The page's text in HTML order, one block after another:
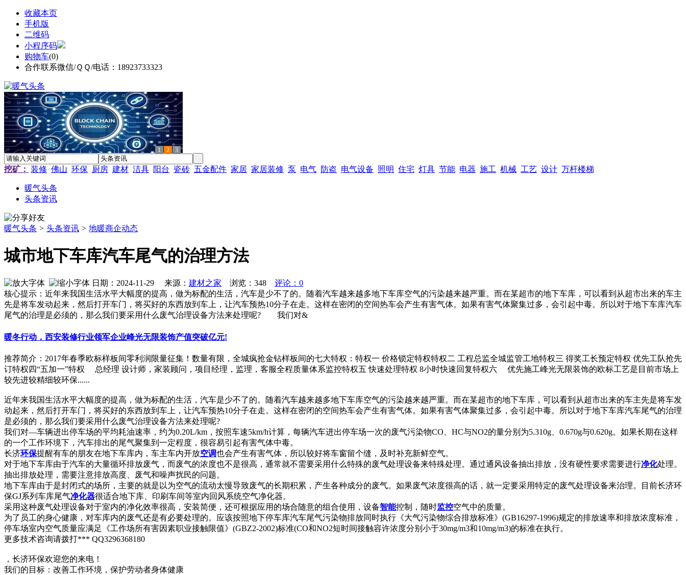
收藏本页
手机版
二维码
小程序码
购物车(0)
合作联系微信/ＱＱ/电话：18923733323
1 2 3
挖矿： 装修 佛山 环保 厨房 建材 洁具 阳台 瓷砖 五金配件 家居 家居装修 泵 电气 防盗 电气设备 照明 住宅 灯具 节能 电器 施工 机械 工艺 设计 万杆楼梯
暖气头条
头条资讯
暖气头条 > 头条资讯 > 地暖商企动态
城市地下车库汽车尾气的治理方法
日期：2024-11-29 来源： 建材之家 浏览： 348
评论：0
核心提示：近年来我国生活水平大幅度的提高，做为标配的生活，汽车是少不了的。随着汽车越来越多地下车库空气的污染越来越严重。而在某超市的地下车库，可以看到从超市出来的车主
先是将车发动起来，然后打开车门，将买好的东西放到车上，让汽车预热10分子在走。这样在密闭的空间热车会产生有害气体。如果有害气体聚集过多，会引起中毒。所以对于地下车库汽车
尾气的治理是必须的，那么我们要采用什么废气治理设备方法来处理呢? 我们对&
暖冬行动，西安装修行业领军企业峰光无限装饰产值突破亿元!
推荐简介：2017年春季欧标样板间零利润限量征集！数量有限，全城疯抢金钻样板间的七大特权：特权一 价格锁定特权特权二 工程总监全城监管工地特权三 得奖工长预定特权 优先工队抢先
订特权四“五加一”特权 总经理 设计师，家装顾问，项目经理，监理，客服全程质量体系监控特权五 快速处理特权 8小时快速回复特权六 优先施工峰光无限装饰的欧标工艺是目前市场上
较先进较精细较环保......
近年来我国生活水平大幅度的提高，做为标配的生活，汽车是少不了的。随着汽车越来越多地下车库空气的污染越来越严重。而在某超市的地下车库，可以看到从超市出来的车主先是将车发
动起来，然后打开车门，将买好的东西放到车上，让汽车预热10分子在走。这样在密闭的空间热车会产生有害气体。如果有害气体聚集过多，会引起中毒。所以对于地下车库汽车尾气的治理
是必须的，那么我们要采用什么废气治理设备方法来处理呢?
我们对—车辆进出停车场的平均耗油速率，约为0.20L/km，按照车速5km/h计算，每辆汽车进出停车场一次的废气污染物CO、HC与NO2的量分别为5.310g、0.670g与0.620g。如果长期在这样
的一个工作环境下，汽车排出的尾气聚集到一定程度，很容易引起有害气体中毒。
长济环保提醒有车的朋友在地下车库内，车主车内开放空调也会产生有害气体，所以较好将车窗留个缝，及时补充新鲜空气。
对于地下车库由于汽车的大量循环排放废气，而废气的浓度也不是很高，通常就不需要采用什么特殊的废气处理设备来特殊处理。通过通风设备抽出排放，没有硬性要求需要进行净化处理。
抽出排放处理，需要注意排放高度、废气和噪声扰民的问题。
地下车库由于是封闭式的场所，主要的就是以为空气的流动太慢导致废气的长期积累，产生各种成分的废气。如果废气浓度很高的话，就一定要采用特定的废气处理设备来治理。目前长济环
保GJ系列车库尾气净化器很适合地下库、印刷车间等室内回风系统空气净化器。
采用这种废气处理设备对于室内的净化效率很高，安装简便，还可根据应用的场合随意的组合使用，设备智能控制，随时监控空气中的质量。
为了员工的身心健康，对车库内的废气还是有必要处理的。应该按照地下停车库汽车尾气污染物排放同时执行《大气污染物综合排放标准》(GB16297-1996)规定的排放速率和排放浓度标准，
停车场室内空气质量应满足《工作场所有害因素职业接触限值》(GBZ2-2002)标准(CO和NO2短时间接触容许浓度分别小于30mg/m3和10mg/m3)的标准在执行。
更多技术咨询请拨打*** QQ3296368180
，长济环保欢迎您的来电！
我们的目标：改善工作环境，保护劳动者身体健康